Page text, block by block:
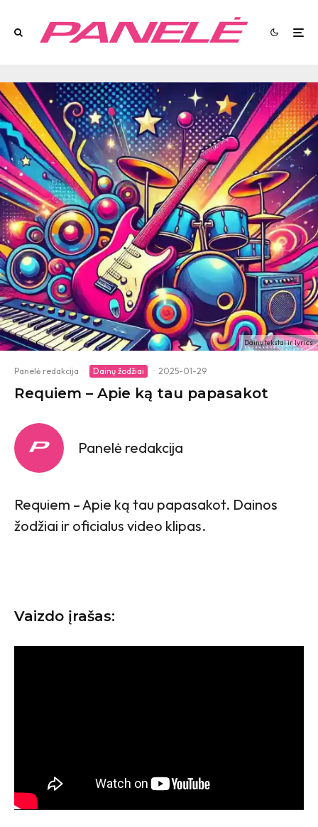
Dainų tekstai ir lyrics
Panelė redakcija · Dainų žodžiai · 2025-01-29
Requiem – Apie ką tau papasakot
Panelė redakcija
Requiem – Apie ką tau papasakot. Dainos
žodžiai ir oficialus video klipas.
Vaizdo įrašas: